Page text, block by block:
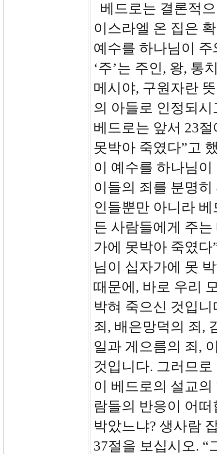
베드로는 결론적
이스라엘 온 집은
예수를 하나님이
‘주’는 주인, 왕, 통
메시야, 구원자란
의 아들로 인정되
베드로는 앞서 23
못박아 죽였다”고
이 예수를 하나님
이들의 죄를 분명
인들뿐만 아니라
든 사람들에게 주
가에 못박아 죽였
님이 십자가에 못
때문에, 바로 우리
박혀 죽으신 것입
죄, 배은망덕의 죄,
일과 게으름의 죄,
것입니다. 그러므
이 베드로의 설교
람들의 반응이 어
박았느냐? 생사람
37절을 보십시오. “